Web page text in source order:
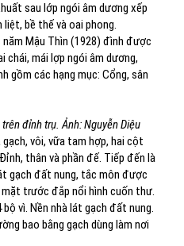
sau lớp ngói âm dương xếp
liệt, bề thế và oai phong.
Mậu Thìn (1928) đình được
chái, mái lợp ngói âm dương,
gồm các hạng mục: Cổng, sân
đỉnh trụ. Ảnh: Nguyễn Diệu
vôi, vữa tam hợp, hai cột
thân và phần đế. Tiếp đến là
gạch đất nung, tắc môn được
trước đắp nổi hình cuốn thư.
vì. Nền nhà lát gạch đất nung.
bao bằng gạch dùng làm nơi